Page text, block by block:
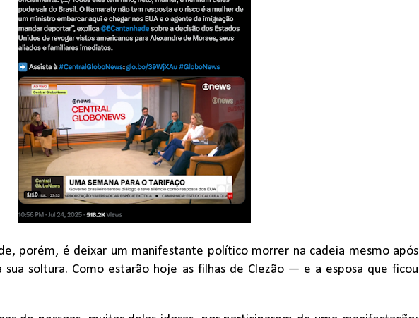
porém, é deixar um manifestante político morrer na cadeia mesmo após
sua soltura. Como estarão hoje as filhas de Clezão — e a esposa que ficou